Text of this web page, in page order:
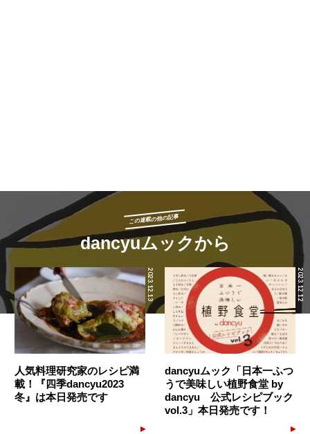
この連載の他の記事
dancyuムックから
2023.12.13
人気料理研究家のレシピ満
載！『四季dancyu2023
冬』は本日発売です
2023.12.12
dancyuムック「日本一ふつ
うで美味しい植野食堂 by
dancyu 公式レシピブック
vol.3」本日発売です！